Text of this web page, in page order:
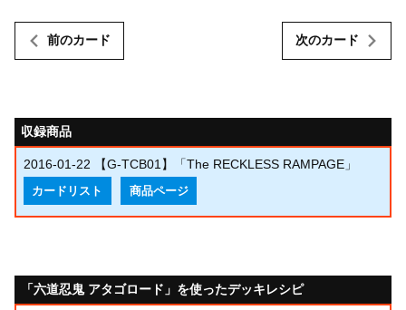
前のカード 次のカード
収録商品
2016-01-22 【G-TCB01】「The RECKLESS RAMPAGE」
カードリスト 商品ページ
「六道忍鬼 アタゴロード」を使ったデッキレシピ